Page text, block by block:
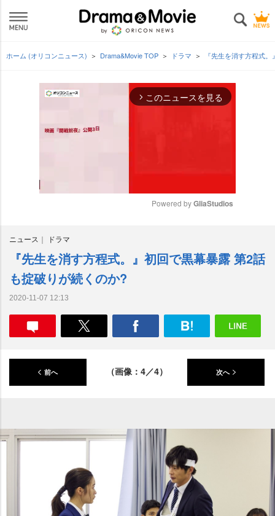
ホーム (オリコンニュース) Drama&Movie TOP ドラマ 『先生を消す方程式
arrow_forward_ios このニュースを見る
t
e
Powered by GliaStudios
ニュース ドラマ
『先生を消す方程式。』初回で黒幕暴露 第2話
も掟破りが続くのか?
2020-11-07 12:13
前へ （画像：4／4） 次へ